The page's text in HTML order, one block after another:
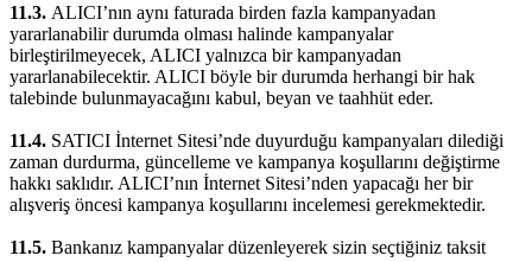
11.3. ALICI’nın aynı faturada birden fazla kampanyadan
yararlanabilir durumda olması halinde kampanyalar
birleştirilmeyecek, ALICI yalnızca bir kampanyadan
yararlanabilecektir. ALICI böyle bir durumda herhangi bir hak
talebinde bulunmayacağını kabul, beyan ve taahhüt eder.
11.4. SATICI İnternet Sitesi’nde duyurduğu kampanyaları dilediği
zaman durdurma, güncelleme ve kampanya koşullarını değiştirme
hakkı saklıdır. ALICI’nın İnternet Sitesi’nden yapacağı her bir
alışveriş öncesi kampanya koşullarını incelemesi gerekmektedir.
11.5. Bankanız kampanyalar düzenleyerek sizin seçtiğiniz taksit